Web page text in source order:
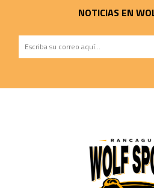
NOTICIAS EN